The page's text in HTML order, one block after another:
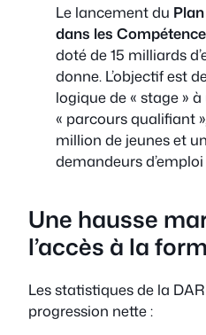
Le lancement du
dans les
doté de 15 milliards
donne. L’objectif est
logique de « stage »
« parcours qualifiant
million de jeunes et
demandeurs
Une hausse
l’accès à la
Les statistiques de la
progression nette :